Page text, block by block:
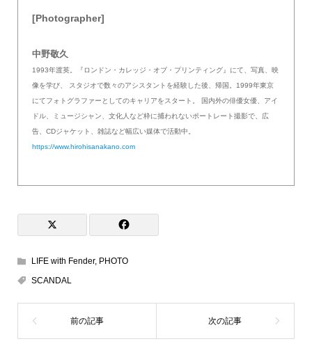
[Photographer]
中野敬久
1993年渡英。『ロンドン・カレッジ・オブ・プリンティング』にて、写真、映
像を学び、 スタジオで数々のアシスタントを経験した後、帰国。1999年東京
にてフォトグラファーとしてのキャリアをスタート。 国内外の俳優女優、アイ
ドル、ミュージシャン、文化人など枠に捕われないポートレート撮影で、広
告、CDジャケット、雑誌など幅広い媒体で活動中。
https://www.hirohisanakano.com
LIFE with Fender, PHOTO
SCANDAL